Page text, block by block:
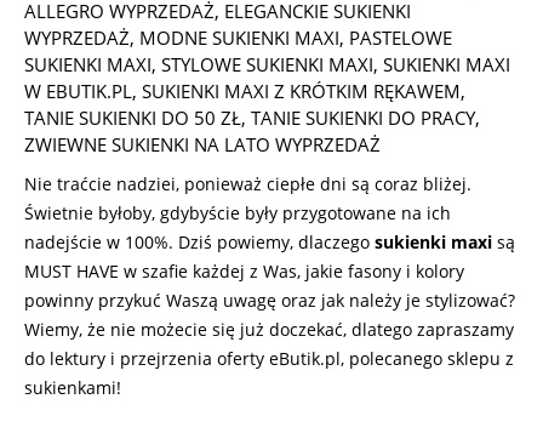
20
ALLEGRO WYPRZEDAŻ, ELEGANCKIE SUKIENKI
WYPRZEDAŻ, MODNE SUKIENKI MAXI, PASTELOWE
SUKIENKI MAXI, STYLOWE SUKIENKI MAXI, SUKIENKI MAXI
W EBUTIK.PL, SUKIENKI MAXI Z KRÓTKIM RĘKAWEM,
TANIE SUKIENKI DO 50 ZŁ, TANIE SUKIENKI DO PRACY,
ZWIEWNE SUKIENKI NA LATO WYPRZEDAŻ
Nie traćcie nadziei, ponieważ ciepłe dni są coraz bliżej.
Świetnie byłoby, gdybyście były przygotowane na ich
nadejście w 100%. Dziś powiemy, dlaczego sukienki maxi są
MUST HAVE w szafie każdej z Was, jakie fasony i kolory
powinny przykuć Waszą uwagę oraz jak należy je stylizować?
Wiemy, że nie możecie się już doczekać, dlatego zapraszamy
do lektury i przejrzenia oferty eButik.pl, polecanego sklepu z
sukienkami!